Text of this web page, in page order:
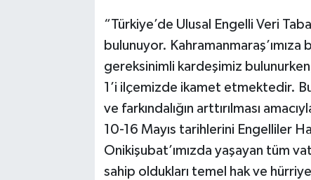
“Türkiye’de Ulusal Engelli Veri
bulunuyor. Kahramanmaraş’ımıza
gereksinimli kardeşimiz
1’i ilçemizde ikamet etmektedir.
ve farkındalığın arttırılması
10-16 Mayıs tarihlerini Engelliler
Onikişubat’ımızda yaşayan tüm
sahip oldukları temel hak ve